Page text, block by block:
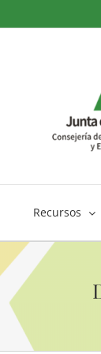
Recursos